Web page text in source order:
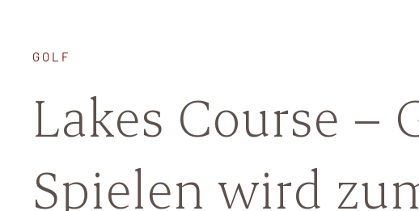
GOLF
Lakes Course –
Spielen wird